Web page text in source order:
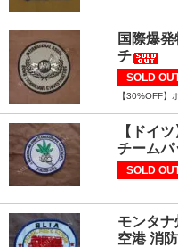
国際爆
チ
SOLD
【30%OFF】
【ドイ
チームパ
SOLD
モンタ
空港 消